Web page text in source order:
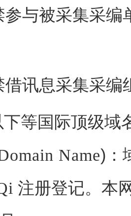
参与被采集采编
借讯息采集采
等国际顶级域
Name)：
注册登记。本